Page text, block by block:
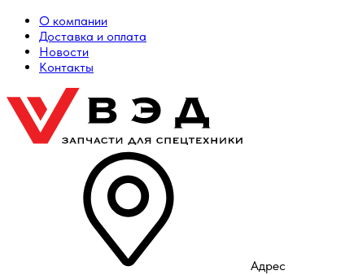
О компании
Доставка и оплата
Новости
Контакты
Адрес